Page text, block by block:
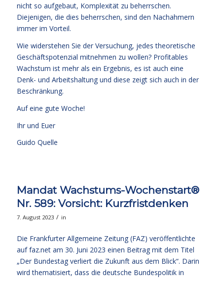
nicht so aufgebaut, Komplexität zu beherrschen.
Diejenigen, die dies beherrschen, sind den Nachahmern
immer im Vorteil.
Wie widerstehen Sie der Versuchung, jedes theoretische
Geschäftspotenzial mitnehmen zu wollen? Profitables
Wachstum ist mehr als ein Ergebnis, es ist auch eine
Denk- und Arbeitshaltung und diese zeigt sich auch in der
Beschränkung.
Auf eine gute Woche!
Ihr und Euer
Guido Quelle
Mandat Wachstums-Wochenstart®
Nr. 589: Vorsicht: Kurzfristdenken
7. August 2023 / in
Die Frankfurter Allgemeine Zeitung (FAZ) veröffentlichte
auf faz.net am 30. Juni 2023 einen Beitrag mit dem Titel
„Der Bundestag verliert die Zukunft aus dem Blick“. Darin
wird thematisiert, dass die deutsche Bundespolitik in